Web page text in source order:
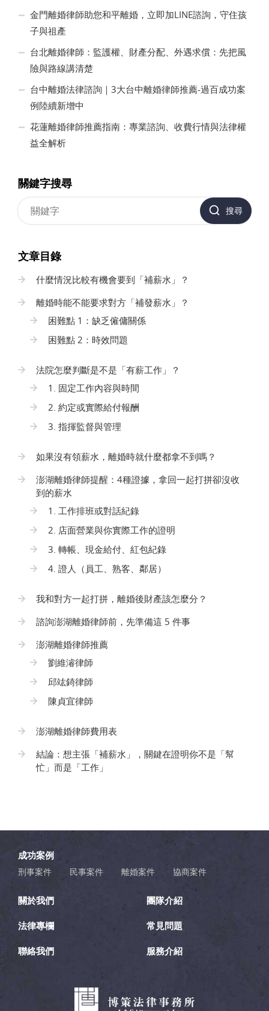
金門離婚律師助您和平離婚，立即加LINE諮詢，守住孩
子與祖產
台北離婚律師：監護權、財產分配、外遇求償：先把風
險與路線講清楚
台中離婚法律諮詢｜3大台中離婚律師推薦-過百成功案
例陸續新增中
花蓮離婚律師推薦指南：專業諮詢、收費行情與法律權
益全解析
關鍵字搜尋
搜尋
文章目錄
什麼情況比較有機會要到「補薪水」？
離婚時能不能要求對方「補發薪水」？
困難點 1：缺乏僱傭關係
困難點 2：時效問題
法院怎麼判斷是不是「有薪工作」？
1. 固定工作內容與時間
2. 約定或實際給付報酬
3. 指揮監督與管理
如果沒有領薪水，離婚時就什麼都拿不到嗎？
澎湖離婚律師提醒：4種證據，拿回一起打拼卻沒收
到的薪水
1. 工作排班或對話紀錄
2. 店面營業與你實際工作的證明
3. 轉帳、現金給付、紅包紀錄
4. 證人（員工、熟客、鄰居）
我和對方一起打拼，離婚後財產該怎麼分？
諮詢澎湖離婚律師前，先準備這 5 件事
澎湖離婚律師推薦
劉維濬律師
邱竑錡律師
陳貞宜律師
澎湖離婚律師費用表
結論：想主張「補薪水」，關鍵在證明你不是「幫
忙」而是「工作」
成功案例
刑事案件 民事案件 離婚案件 協商案件
關於我們 團隊介紹
法律專欄 常見問題
聯絡我們 服務介紹